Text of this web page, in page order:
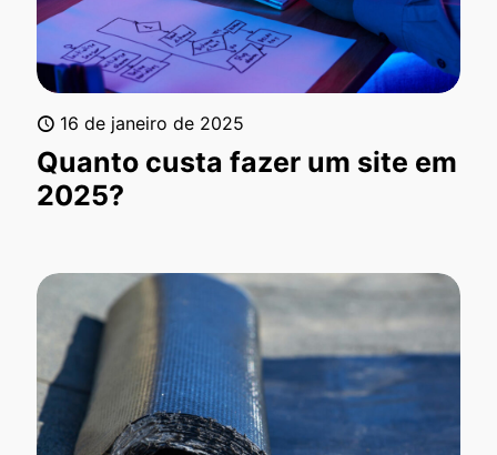
16 de janeiro de 2025
Quanto custa fazer um site em
2025?